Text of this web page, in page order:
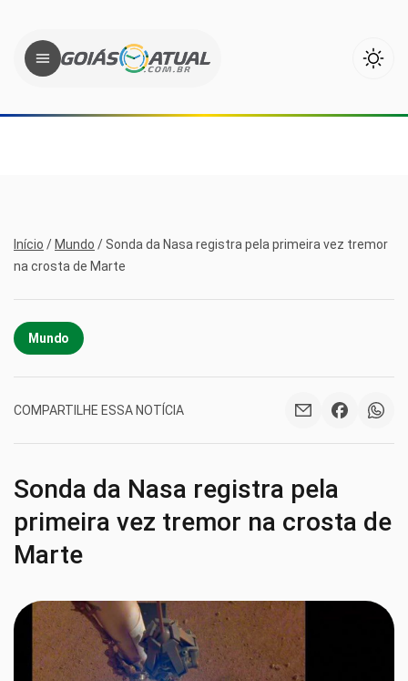
Início / Mundo / Sonda da Nasa registra pela primeira vez tremor
na crosta de Marte
Mundo
COMPARTILHE ESSA NOTÍCIA
Sonda da Nasa registra pela
primeira vez tremor na crosta de
Marte